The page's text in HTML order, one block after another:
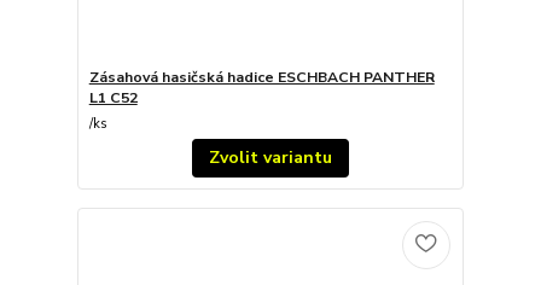
Zásahová hasičská hadice ESCHBACH PANTHER
L1 C52
/ks
Zvolit variantu